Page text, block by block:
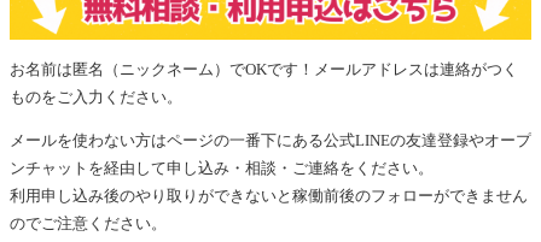
お名前は匿名（ニックネーム）でOKです！メールアドレスは連絡がつく
ものをご入力ください。
メールを使わない方はページの一番下にある公式LINEの友達登録やオープ
ンチャットを経由して申し込み・相談・ご連絡をください。
利用申し込み後のやり取りができないと稼働前後のフォローができません
のでご注意ください。